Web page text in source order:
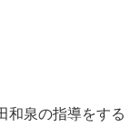
和泉の指導をする